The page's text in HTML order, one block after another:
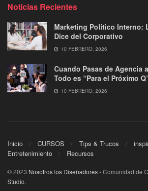
Noticias Recientes
Marketing Político Interno:
Dice del Corporativo
10 FEBRERO, 2026
Cuando Pasas de Agencia
Todo es “Para el Próximo
10 FEBRERO, 2026
Inicio CURSOS Tips & Trucos
Entretenimiento
Recursos
© 2023 Nosotros los Diseñadores- Comunidad de
Studio.